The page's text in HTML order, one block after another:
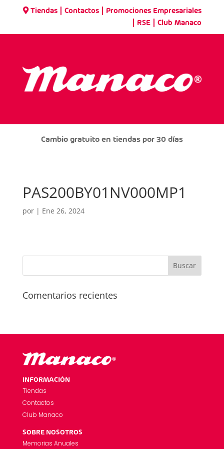
Tiendas |Contactos Promociones Empresariales
RSE |Club Manaco
Cambio gratuito en tiendas por 30 días
PAS200BY01NV000MP1
por | Ene 26, 2024
Comentarios recientes
INFORMACIÓN
Tiendas
Contactos
Club Manaco
SOBRE NOSOTROS
Memorias Anuales